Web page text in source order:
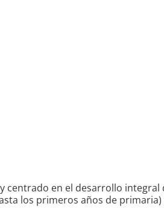
centrado en el desarrollo
los primeros años de